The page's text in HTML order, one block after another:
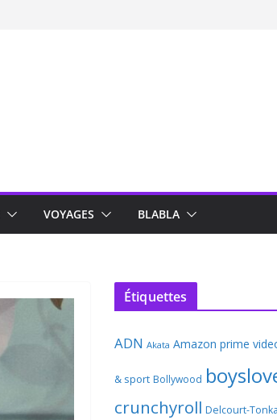
VOYAGES BLABLA
Étiquettes
ADN Akata Amazon prime
& sport Bollywood
crunchyroll Delcourt-